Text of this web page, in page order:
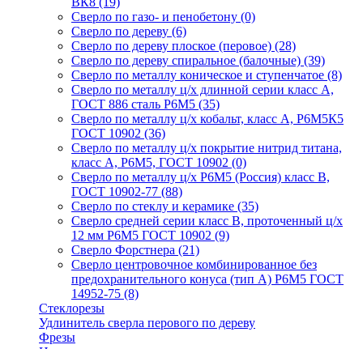
Сверло по газо- и пенобетону (0)
Сверло по дереву (6)
Сверло по дереву плоское (перовое) (28)
Сверло по дереву спиральное (балочные) (39)
Сверло по металлу коническое и ступенчатое (8)
Сверло по металлу ц/х длинной серии класс А,
ГОСТ 886 сталь Р6М5 (35)
Сверло по металлу ц/х кобальт, класс А, Р6М5К5
ГОСТ 10902 (36)
Сверло по металлу ц/х покрытие нитрид титана,
класс А, Р6М5, ГОСТ 10902 (0)
Сверло по металлу ц/х Р6М5 (Россия) класс В,
ГОСТ 10902-77 (88)
Сверло по стеклу и керамике (35)
Сверло средней серии класс В, проточенный ц/х
12 мм Р6М5 ГОСТ 10902 (9)
Сверло Форстнера (21)
Сверло центровочное комбинированное без
предохранительного конуса (тип А) Р6М5 ГОСТ
14952-75 (8)
Стеклорезы
Удлинитель сверла перового по дереву
Фрезы